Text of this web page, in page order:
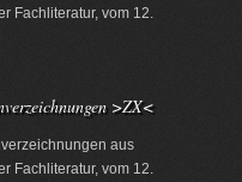
Fachliteratur, vom 12.
>ZX<
aus
Fachliteratur, vom 12.